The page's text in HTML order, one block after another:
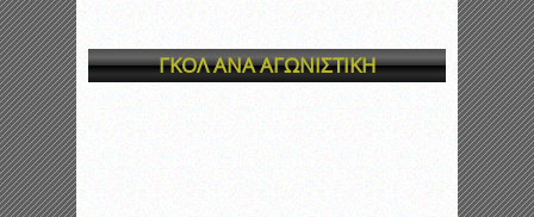
ΓΚΟΛ ΑΝΑ ΑΓΩΝΙΣΤΙΚΗ